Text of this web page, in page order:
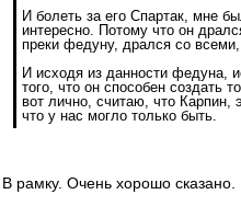
И болеть за его Спартак, мне
интересно. Потому что он
преки федуну, дрался со
И исходя из данности федуна,
того, что он способен создать
вот лично, считаю, что Карпин,
что у нас могло только быть.
В рамку. Очень хорошо сказано.